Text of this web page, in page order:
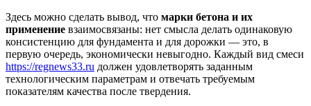
Здесь можно сделать вывод, что марки бетона и их
применение взаимосвязаны: нет смысла делать одинаковую
консистенцию для фундамента и для дорожки — это, в
первую очередь, экономически невыгодно. Каждый вид смеси
https://regnews33.ru должен удовлетворять заданным
технологическим параметрам и отвечать требуемым
показателям качества после твердения.